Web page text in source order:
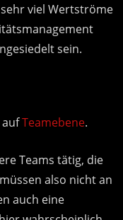
viel Wertströme
sein.
aufTeamebene.
Teams tätig, die
also nicht an
auch eine